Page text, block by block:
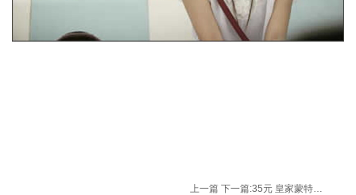
上一篇 下一篇: 35元 皇家蒙特垒特级初榨橄榄油 500ml（铁听）